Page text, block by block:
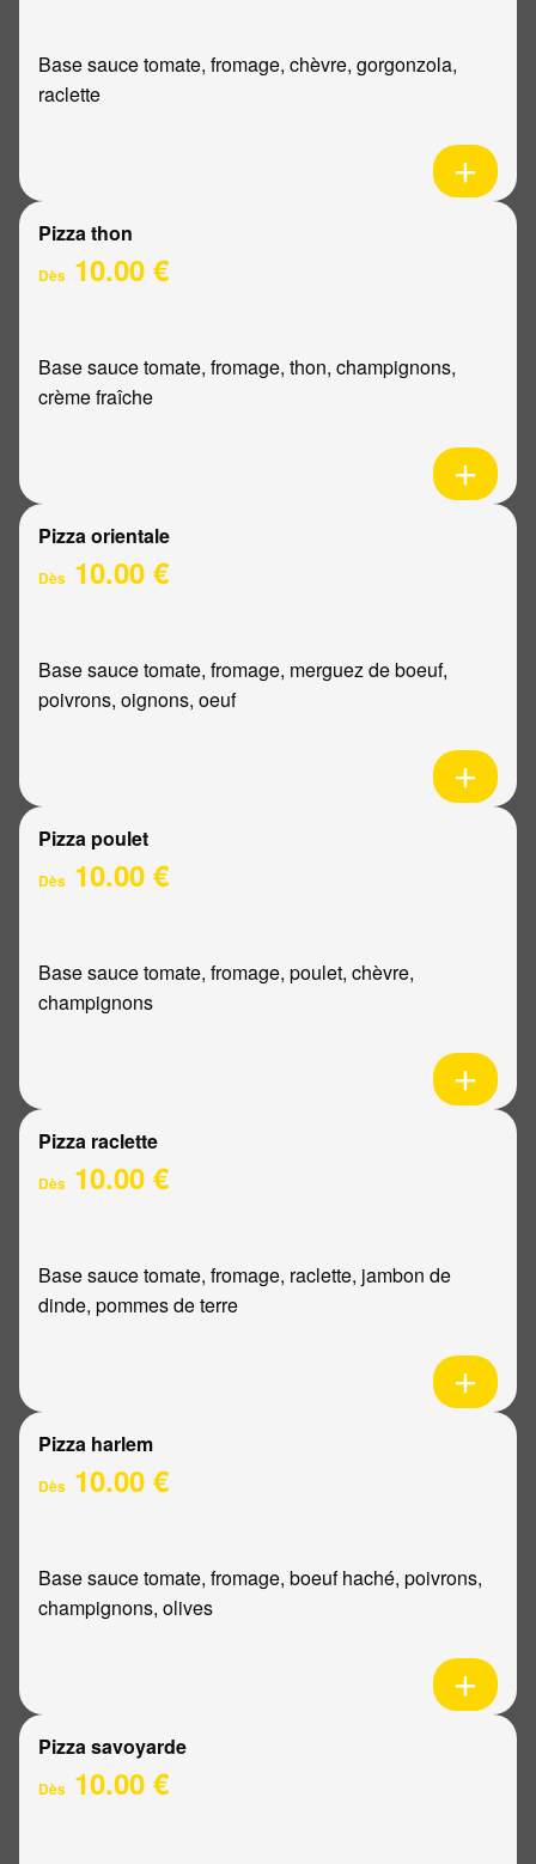
Base sauce tomate, fromage, chèvre, gorgonzola,
raclette
Pizza thon
Dès 10.00 €
Base sauce tomate, fromage, thon, champignons,
crème fraîche
Pizza orientale
Dès 10.00 €
Base sauce tomate, fromage, merguez de boeuf,
poivrons, oignons, oeuf
Pizza poulet
Dès 10.00 €
Base sauce tomate, fromage, poulet, chèvre,
champignons
Pizza raclette
Dès 10.00 €
Base sauce tomate, fromage, raclette, jambon de
dinde, pommes de terre
Pizza harlem
Dès 10.00 €
Base sauce tomate, fromage, boeuf haché, poivrons,
champignons, olives
Pizza savoyarde
Dès 10.00 €